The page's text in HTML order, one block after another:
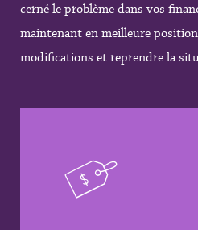
cerné le problème dans vos
maintenant en meilleure
modifications et reprendre la